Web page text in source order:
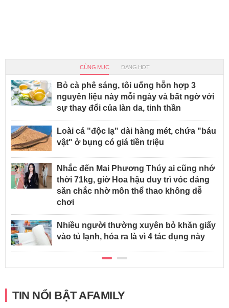
CÙNG MỤC ĐANG HOT
Bỏ cà phê sáng, tôi uống hỗn hợp 3
nguyên liệu này mỗi ngày và bất ngờ với
sự thay đổi của làn da, tinh thần
Loài cá "độc lạ" dài hàng mét, chứa "báu
vật" ở bụng có giá tiền triệu
Nhắc đến Mai Phương Thúy ai cũng nhớ
thời 71kg, giờ Hoa hậu duy trì vóc dáng
săn chắc nhờ môn thể thao không dễ
chơi
Nhiều người thường xuyên bỏ khăn giấy
vào tủ lạnh, hóa ra là vì 4 tác dụng này
TIN NỔI BẬT AFAMILY